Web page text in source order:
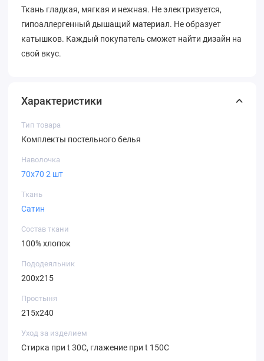
Ткань гладкая, мягкая и нежная. Не электризуется,
гипоаллергенный дышащий материал. Не образует
катышков. Каждый покупатель сможет найти дизайн на
свой вкус.
Характеристики
Тип товара
Комплекты постельного белья
Наволочка
70х70 2 шт
Ткань
Сатин
Состав ткани
100% хлопок
Пододеяльник
200х215
Простыня
215х240
Уход за изделием
Стирка при t 30С, глажение при t 150С